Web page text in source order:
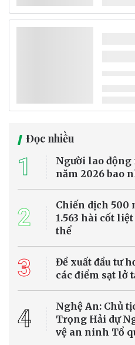
Theo bảng xếp hạng mới công bố
Hà Nội đều lọt top 10 thành phố
thế giới năm 2026. Đặc biệt,
hợp giữa các món ăn truyền
hệ thống nhà hàng đạt sao
Cuộc sống xanh
nắng nóng cực đoan